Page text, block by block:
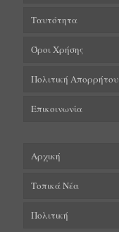
Ταυτότητα
Όροι Χρήσης
Πολιτική Απορρήτου
Επικοινωνία
Αρχική
Τοπικά Νέα
Πολιτική